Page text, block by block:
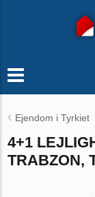
Ejendom i Tyrkiet
4+1
TRABZON,